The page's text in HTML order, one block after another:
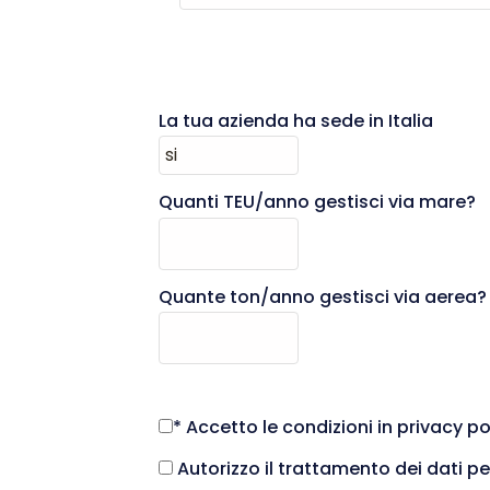
La tua azienda ha sede in Italia
Quanti TEU/anno gestisci via mare?
Quante ton/anno gestisci via aerea?
* Accetto le condizioni in privacy
Autorizzo il trattamento dei dati